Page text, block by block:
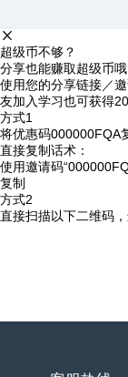
超级币不够？
分享也能赚取超级币哦
使用您的分享链接／
友加入学习也可获得
方式1
将优惠码000000FQA
直接复制话术：
使用邀请码
复制
方式2
直接扫描以下二维码